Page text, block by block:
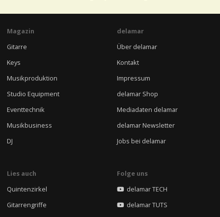
Magazin
Gitarre
Keys
Musikproduktion
Studio Equipment
Eventtechnik
Musikbusiness
DJ
delamar
Über delamar
Kontakt
Impressum
delamar Shop
Mediadaten delamar
delamar Newsletter
Jobs bei delamar
Lies auch
Quintenzirkel
Gitarrengriffe
Folge uns
delamar TECH
delamar TUTS